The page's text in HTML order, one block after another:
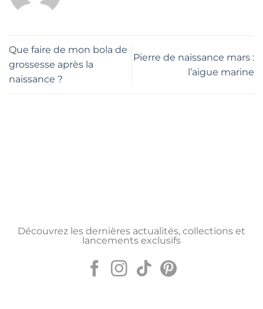
Que faire de mon bola de
grossesse après la
naissance ?
Pierre de naissance mars :
l’aigue marine
Découvrez les dernières actualités, collections et
lancements exclusifs